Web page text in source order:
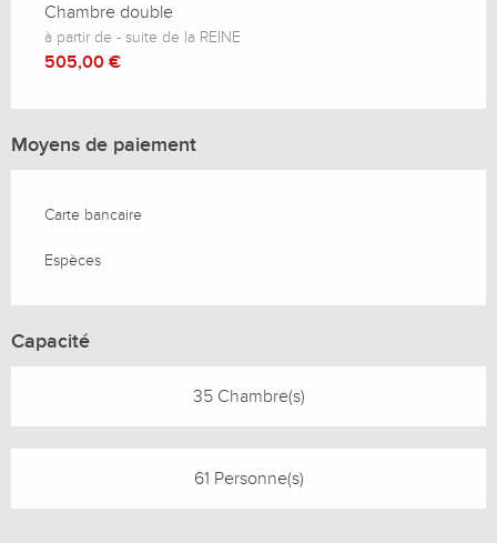
Chambre double
à partir de - suite de la REINE
505,00 €
Moyens de paiement
Carte bancaire
Espèces
Capacité
35 Chambre(s)
61 Personne(s)